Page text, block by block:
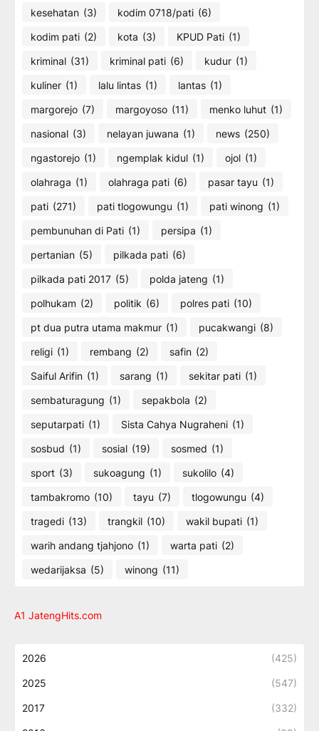
kesehatan (3) kodim 0718/pati (6)
kodim pati (2) kota (3) KPUD Pati (1)
kriminal (31) kriminal pati (6) kudur (1)
kuliner (1) lalu lintas (1) lantas (1)
margorejo (7) margoyoso (11) menko luhut (1)
nasional (3) nelayan juwana (1) news (250)
ngastorejo (1) ngemplak kidul (1) ojol (1)
olahraga (1) olahraga pati (6) pasar tayu (1)
pati (271) pati tlogowungu (1) pati winong (1)
pembunuhan di Pati (1) persipa (1)
pertanian (5) pilkada pati (6)
pilkada pati 2017 (5) polda jateng (1)
polhukam (2) politik (6) polres pati (10)
pt dua putra utama makmur (1) pucakwangi (8)
religi (1) rembang (2) safin (2)
Saiful Arifin (1) sarang (1) sekitar pati (1)
sembaturagung (1) sepakbola (2)
seputarpati (1) Sista Cahya Nugraheni (1)
sosbud (1) sosial (19) sosmed (1)
sport (3) sukoagung (1) sukolilo (4)
tambakromo (10) tayu (7) tlogowungu (4)
tragedi (13) trangkil (10) wakil bupati (1)
warih andang tjahjono (1) warta pati (2)
wedarijaksa (5) winong (11)
A1 JatengHits.com
2026 (425)
2025 (547)
2017 (332)